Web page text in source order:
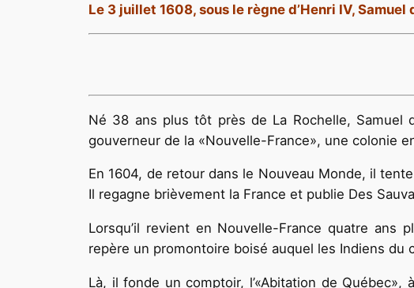
Le 3 juillet 1608, sous le règne d’Henri IV,
Né 38 ans plus tôt près de La Rochelle, Samuel
gouverneur de la «Nouvelle-France», une colonie
En 1604, de retour dans le Nouveau Monde, il
Il regagne brièvement la France et publie Des
Lorsqu’il revient en Nouvelle-France quatre
repère un promontoire boisé auquel les Indiens
Là, il fonde un comptoir, l’«Abitation de Québec»,